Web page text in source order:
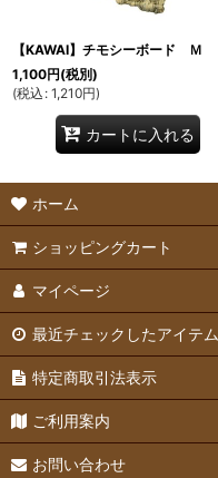
【KAWAI】チモシーボード Ｍ
1,100円(税別)
(税込 : 1,210円)
カートに入れる
ホーム
ショッピングカート
マイページ
最近チェックしたアイテム
特定商取引法表示
ご利用案内
お問い合わせ